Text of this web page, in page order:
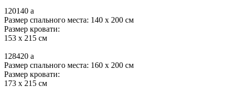
120140 a
Размер спального места: 140 x 200 см
Размер кровати:
153 x 215 см
128420 a
Размер спального места: 160 x 200 см
Размер кровати:
173 x 215 см